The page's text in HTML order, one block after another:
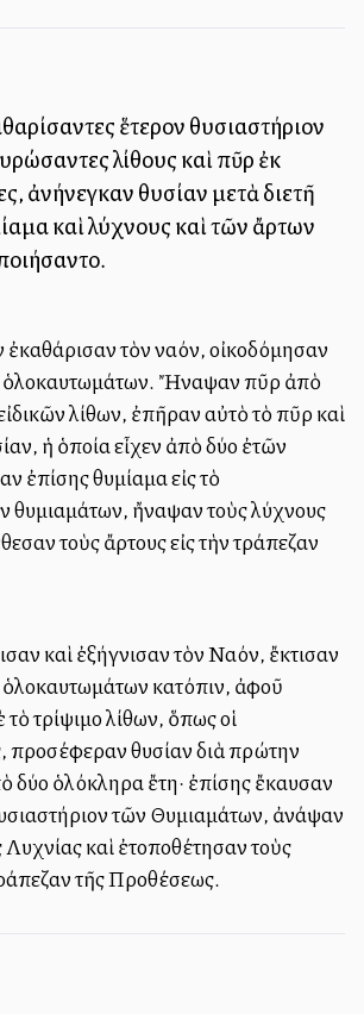
ἕτερον θυσιαστήριον
λίθους καὶ πῦρ ἐκ
ἀνήνεγκαν θυσίαν μετὰ διετῆ
καὶ λύχνους καὶ τῶν ἄρτων
τὸν ναόν, οἰκοδόμησαν
ὁλοκαυτωμάτων. Ἤναψαν πῦρ ἀπὸ
λίθων, ἐπῆραν αὐτὸ τὸ πῦρ καὶ
ἡ ὁποία εἶχεν ἀπὸ δύο ἐτῶν
ἐπίσης θυμίαμα εἰς τὸ
θυμιαμάτων, ἤναψαν τοὺς λύχνους
τοὺς ἄρτους εἰς τὴν τράπεζαν
καὶ ἐξήγνισαν τὸν Ναόν, ἔκτισαν
ὁλοκαυτωμάτων κατόπιν, ἀφοῦ
τρίψιμο λίθων, ὅπως οἱ
προσέφεραν θυσίαν διὰ πρώτην
δύο ὁλόκληρα ἔτη· ἐπίσης ἔκαυσαν
τῶν Θυμιαμάτων, ἀνάψαν
Λυχνίας καὶ ἐτοποθέτησαν τοὺς
τῆς Προθέσεως.